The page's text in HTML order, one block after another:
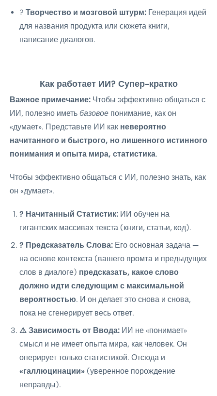
? Творчество и мозговой штурм: Генерация идей
для названия продукта или сюжета книги,
написание диалогов.
Как работает ИИ? Супер-кратко
Важное примечание: Чтобы эффективно общаться с
ИИ, полезно иметь базовое понимание, как он
«думает». Представьте ИИ как невероятно
начитанного и быстрого, но лишенного истинного
понимания и опыта мира, статистика.
Чтобы эффективно общаться с ИИ, полезно знать, как
он «думает».
? Начитанный Статистик: ИИ обучен на
гигантских массивах текста (книги, статьи, код).
? Предсказатель Слова: Его основная задача —
на основе контекста (вашего промта и предыдущих
слов в диалоге) предсказать, какое слово
должно идти следующим с максимальной
вероятностью. И он делает это снова и снова,
пока не сгенерирует весь ответ.
⚠️ Зависимость от Ввода: ИИ не «понимает»
смысл и не имеет опыта мира, как человек. Он
оперирует только статистикой. Отсюда и
«галлюцинации» (уверенное порождение
неправды).